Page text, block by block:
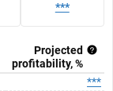
***
Projected
profitability, %
***